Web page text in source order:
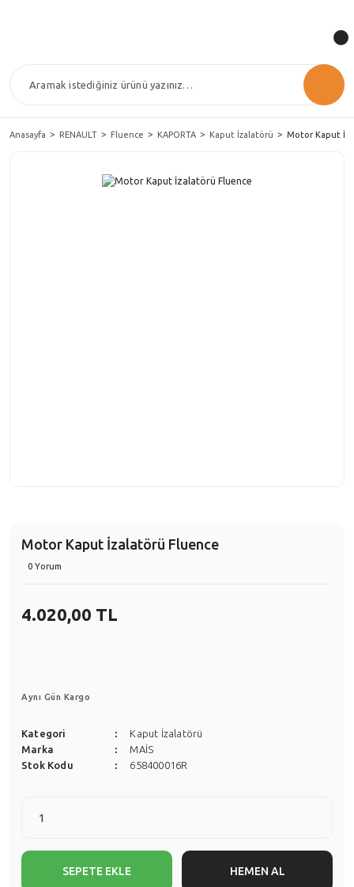
Anasayfa RENAULT Fluence KAPORTA Kaput İzalatörü Motor Kaput
Motor Kaput İzalatörü Fluence
0 Yorum
4.020,00 TL
Aynı Gün Kargo
Kategori
Kaput İzalatörü
Marka
MAİS
Stok Kodu
658400016R
SEPETE EKLE HEMEN AL